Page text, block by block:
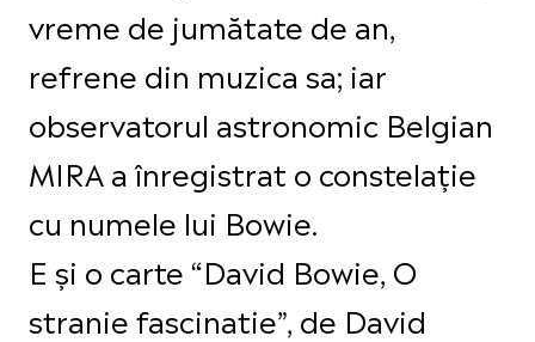
vreme de jumătate de an,
refrene din muzica sa; iar
observatorul astronomic Belgian
MIRA a înregistrat o constelație
cu numele lui Bowie.
E și o carte “David Bowie, O
stranie fascinatie”, de David